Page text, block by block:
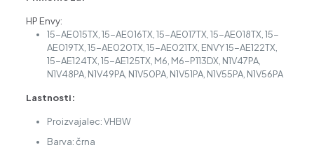
HP Envy:
15-AE015TX, 15-AE016TX, 15-AE017TX, 15-AE018TX, 15-
AE019TX, 15-AE020TX, 15-AE021TX, ENVY 15-AE122TX,
15-AE124TX, 15-AE125TX, M6, M6-P113DX, N1V47PA,
N1V48PA, N1V49PA, N1V50PA, N1V51PA, N1V55PA, N1V56PA
Lastnosti:
Proizvajalec: VHBW
Barva: črna